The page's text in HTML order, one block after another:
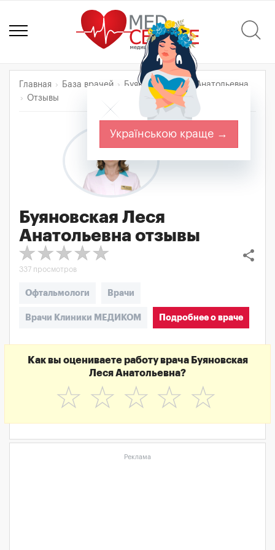
Главная База врачей
Буяновская Леся Анатольевна
Отзывы
Буяновская Леся
Анатольевна отзывы
share
337 просмотров
Офтальмологи Врачи
Врачи Клиники МЕДИКОМ Подробнее о враче
Как вы оцениваете работу врача Буяновская
Леся Анатольевна?
☆
☆
☆
☆
☆
Реклама
Українською краще →